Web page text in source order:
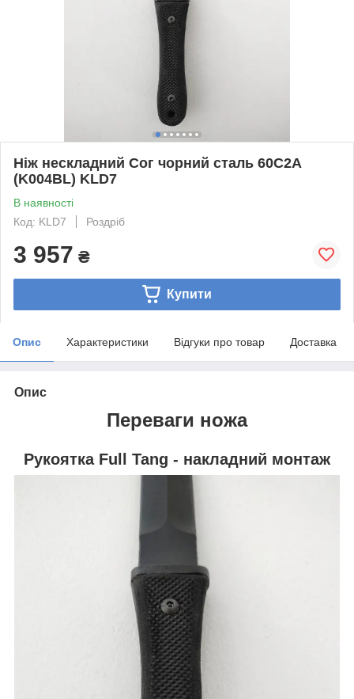
Ніж нескладний Сог чорний сталь 60С2А
(K004BL) KLD7
В наявності
Код: KLD7
Роздріб
3 957 ₴
Купити
Опис Характеристики Відгуки про товар Доставка
Опис
Переваги ножа
Рукоятка Full Tang - накладний монтаж